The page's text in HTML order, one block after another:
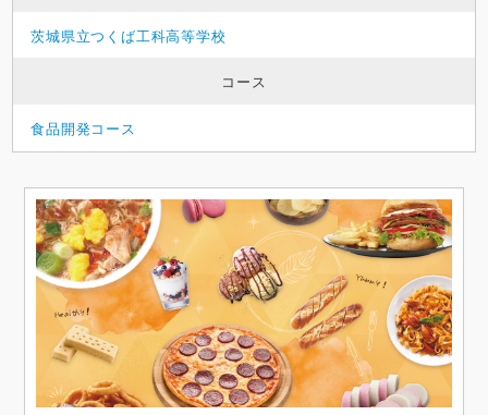
茨城県立つくば工科高等学校
コース
食品開発コース